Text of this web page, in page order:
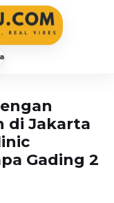
di Jakarta
Gading 2